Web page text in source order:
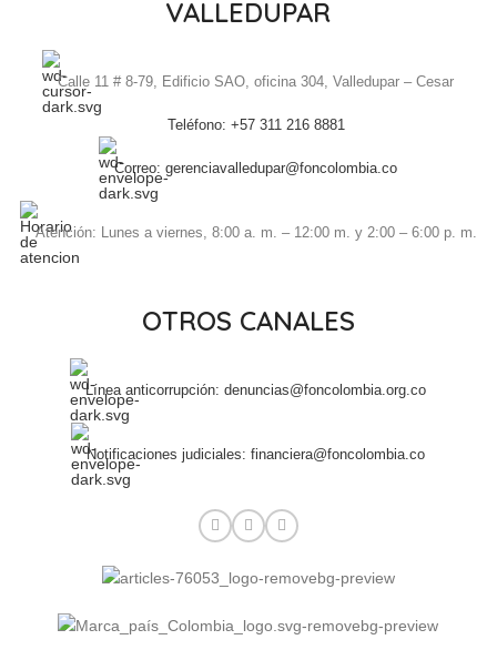
VALLEDUPAR
Calle 11 # 8-79, Edificio SAO, oficina 304, Valledupar – Cesar
Teléfono: +57 311 216 8881
Correo: gerenciavalledupar@foncolombia.co
Atención: Lunes a viernes, 8:00 a. m. – 12:00 m. y 2:00 – 6:00 p. m.
OTROS CANALES
Línea anticorrupción: denuncias@foncolombia.org.co
Notificaciones judiciales: financiera@foncolombia.co